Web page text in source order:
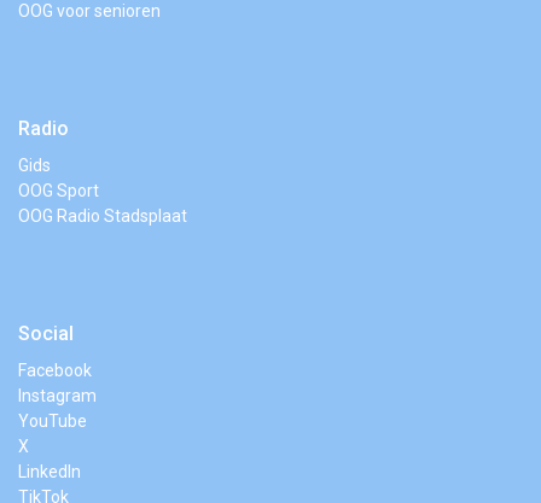
OOG voor senioren
Radio
Gids
OOG Sport
OOG Radio Stadsplaat
Social
Facebook
Instagram
YouTube
X
LinkedIn
TikTok